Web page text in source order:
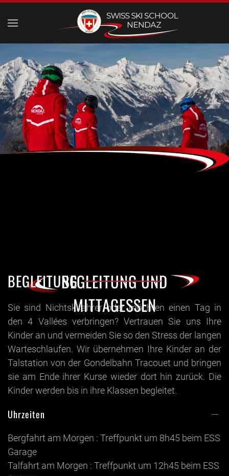
Skip to main content
BEGLEITUNG UND
MITTAGESSEN
BEGLEITUNG
Sie sind Nichtskifahrer oder möchten einen Tag in
den 4 Vallées verbringen? Vertrauen Sie uns Ihre
Kinder an und vermeiden Sie so den Stress der langen
Warteschlaufen. Wir übernehmen Ihre Kinder an der
Talstation von der Gondelbahn Tracouet und bringen
sie am Ende ihrer Kurse wieder dort hin zurück. Die
Kinder werden bis in ihre Klassen begleitet.
Uhrzeiten
Bergfahrt am Morgen : Treffpunkt um 8h45 beim ESS
Garage
Talfahrt am Morgen : Treffpunkt um 12h45 beim ESS